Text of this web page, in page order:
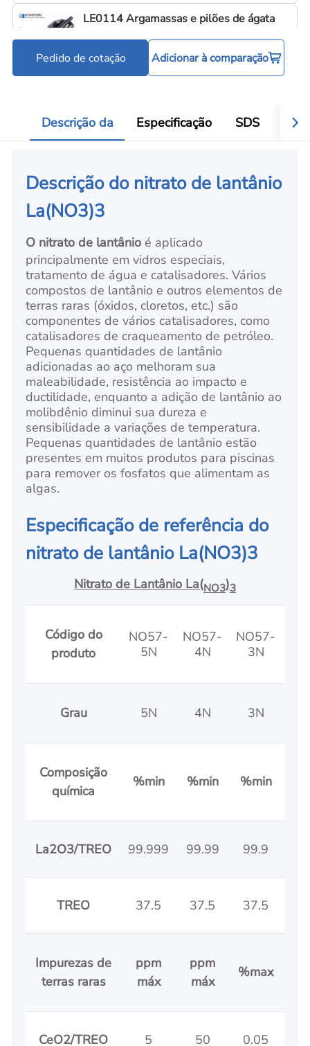
LE0114 Argamassas e pilões de ágata
Pedido de cotação Adicionar à comparação
Descrição da Especificação SDS
Descrição do nitrato de lantânio
La(NO3)3
O nitrato de lantânio é aplicado
principalmente em vidros especiais,
tratamento de água e catalisadores. Vários
compostos de lantânio e outros elementos de
terras raras (óxidos, cloretos, etc.) são
componentes de vários catalisadores, como
catalisadores de craqueamento de petróleo.
Pequenas quantidades de lantânio
adicionadas ao aço melhoram sua
maleabilidade, resistência ao impacto e
ductilidade, enquanto a adição de lantânio ao
molibdênio diminui sua dureza e
sensibilidade a variações de temperatura.
Pequenas quantidades de lantânio estão
presentes em muitos produtos para piscinas
para remover os fosfatos que alimentam as
algas.
Especificação de referência do
nitrato de lantânio La(NO3)3
Nitrato de Lantânio La(NO3)3
Código do
produto
NO57-
5N
NO57-
4N
NO57-
3N
Grau 5N 4N 3N
Composição
química
%min %min %min
La2O3/TREO 99.999 99.99 99.9
TREO 37.5 37.5 37.5
Impurezas de
terras raras
ppm
máx
ppm
máx
%max
CeO2/TREO 5 50 0.05